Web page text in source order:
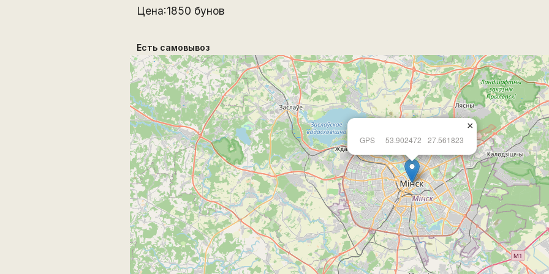
Цена:1850 бунов
Есть самовывоз
GPS 53.902472 27.561823
×